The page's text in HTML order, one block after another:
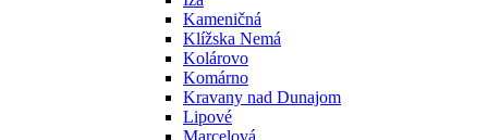
Kameničná
Klížska Nemá
Kolárovo
Komárno
Kravany nad Dunajom
Lipové